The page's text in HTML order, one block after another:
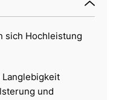
sich Hochleistung
und